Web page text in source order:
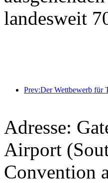
landesweit
Adresse:
Airport
Convention